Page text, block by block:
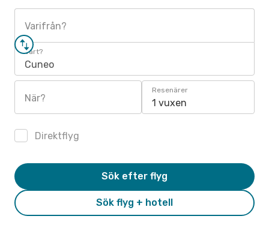
Varifrån?
Vart?
Cuneo
När?
Resenärer
1 vuxen
Direktflyg
Sök flyg + hotell
Sök efter flyg